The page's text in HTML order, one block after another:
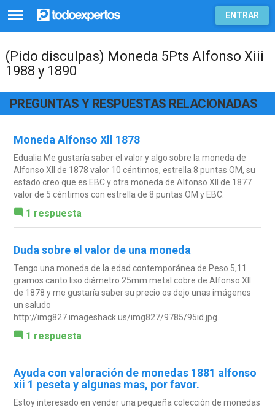
ENTRAR
(Pido disculpas) Moneda 5Pts Alfonso Xiii
1988 y 1890
PREGUNTAS Y RESPUESTAS RELACIONADAS
Moneda Alfonso Xll 1878
Edualia Me gustaría saber el valor y algo sobre la moneda de
Alfonso Xll de 1878 valor 10 céntimos, estrella 8 puntas OM, su
estado creo que es EBC y otra moneda de Alfonso Xll de 1877
valor de 5 céntimos con estrella de 8 puntas OM y EBC.
1 respuesta
Duda sobre el valor de una moneda
Tengo una moneda de la edad contemporánea de Peso 5,11
gramos canto liso diámetro 25mm metal cobre de Alfonso XII
de 1878 y me gustaría saber su precio os dejo unas imágenes
un saludo
http://img827.imageshack.us/img827/9785/95id.jpg...
1 respuesta
Ayuda con valoración de monedas 1881 alfonso
xii 1 peseta y algunas mas, por favor.
Estoy interesado en vender una pequeña colección de monedas